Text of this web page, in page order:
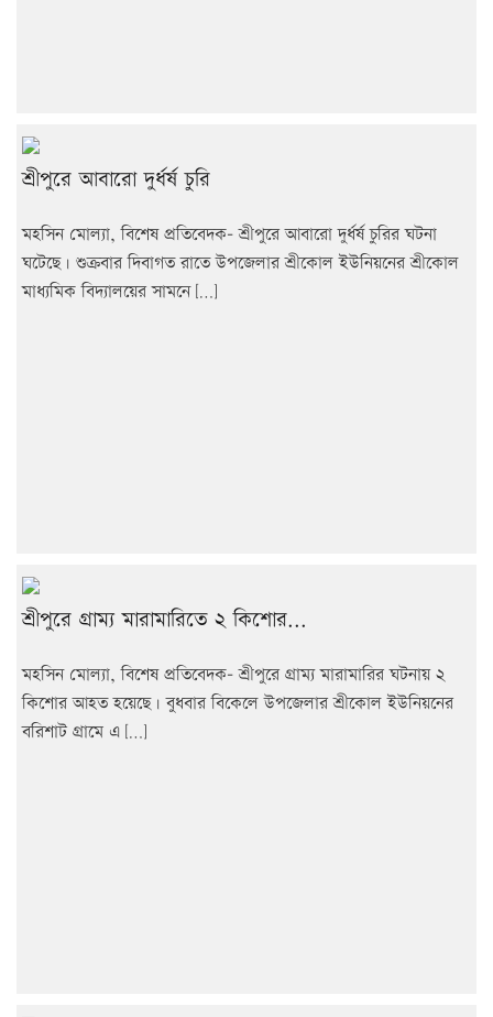
শ্রীপুরে আবারো দুর্ধর্ষ চুরি
মহসিন মোল্যা, বিশেষ প্রতিবেদক- শ্রীপুরে আবারো দুর্ধর্ষ চুরির ঘটনা
ঘটেছে। শুক্রবার দিবাগত রাতে উপজেলার শ্রীকোল ইউনিয়নের শ্রীকোল
মাধ্যমিক বিদ্যালয়ের সামনে […]
শ্রীপুরে গ্রাম্য মারামারিতে ২ কিশোর...
মহসিন মোল্যা, বিশেষ প্রতিবেদক- শ্রীপুরে গ্রাম্য মারামারির ঘটনায় ২
কিশোর আহত হয়েছে। বুধবার বিকেলে উপজেলার শ্রীকোল ইউনিয়নের
বরিশাট গ্রামে এ […]